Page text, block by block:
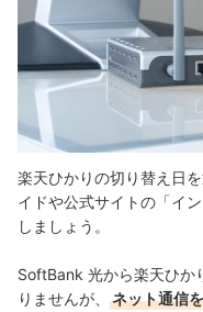
楽天ひかりの切り替え日
イドや公式サイトの「イ
しましょう 。
SoftBank 光から楽天ひか
りませんが、
ネット通信